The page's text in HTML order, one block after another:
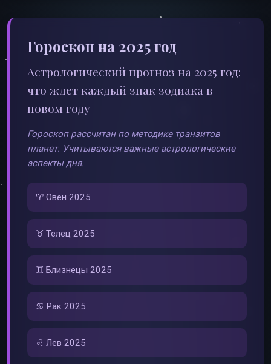
Гороскоп на 2025 год
Астрологический прогноз на 2025 год:
что ждет каждый знак зодиака в
новом году
Гороскоп рассчитан по методике транзитов
планет. Учитываются важные астрологические
аспекты дня.
♈ Овен 2025
♉ Телец 2025
♊ Близнецы 2025
♋ Рак 2025
♌ Лев 2025